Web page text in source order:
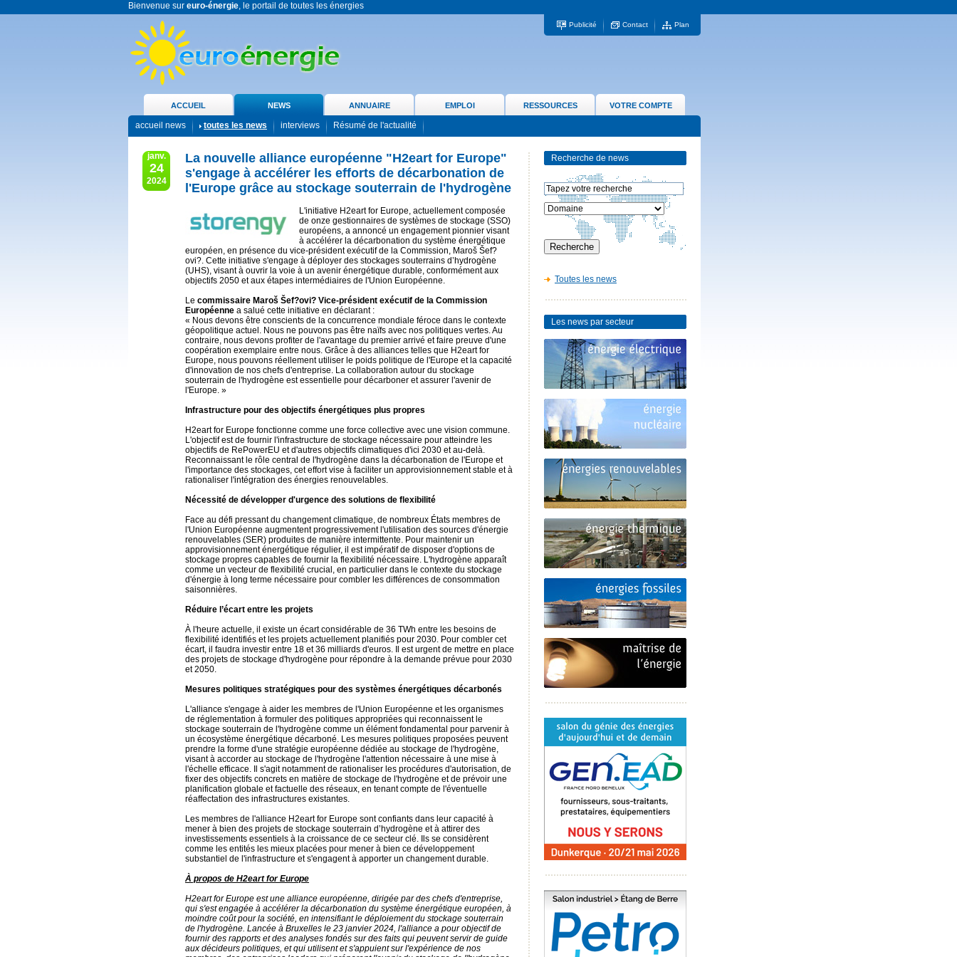
Bienvenue sur euro-énergie, le portail de toutes les énergies
Publicité Contact Plan
ACCUEIL NEWS ANNUAIRE EMPLOI RESSOURCES VOTRE COMPTE
accueil news toutes les news interviews Résumé de l'actualité
janv.
24
2024
La nouvelle alliance européenne "H2eart for Europe"
s'engage à accélérer les efforts de décarbonation de
l'Europe grâce au stockage souterrain de l'hydrogène
L'initiative H2eart for Europe, actuellement composée
de onze gestionnaires de systèmes de stockage (SSO)
européens, a annoncé un engagement pionnier visant
à accélérer la décarbonation du système énergétique
européen, en présence du vice-président exécutif de la Commission, Maroš Šef?
ovi?. Cette initiative s'engage à déployer des stockages souterrains d’hydrogène
(UHS), visant à ouvrir la voie à un avenir énergétique durable, conformément aux
objectifs 2050 et aux étapes intermédiaires de l'Union Européenne.
Le commissaire Maroš Šef?ovi? Vice-président exécutif de la Commission
Européenne a salué cette initiative en déclarant :
« Nous devons être conscients de la concurrence mondiale féroce dans le contexte
géopolitique actuel. Nous ne pouvons pas être naïfs avec nos politiques vertes. Au
contraire, nous devons profiter de l'avantage du premier arrivé et faire preuve d'une
coopération exemplaire entre nous. Grâce à des alliances telles que H2eart for
Europe, nous pouvons réellement utiliser le poids politique de l'Europe et la capacité
d'innovation de nos chefs d'entreprise. La collaboration autour du stockage
souterrain de l'hydrogène est essentielle pour décarboner et assurer l'avenir de
l'Europe. »
Infrastructure pour des objectifs énergétiques plus propres
H2eart for Europe fonctionne comme une force collective avec une vision commune.
L'objectif est de fournir l'infrastructure de stockage nécessaire pour atteindre les
objectifs de RePowerEU et d'autres objectifs climatiques d'ici 2030 et au-delà.
Reconnaissant le rôle central de l'hydrogène dans la décarbonation de l'Europe et
l'importance des stockages, cet effort vise à faciliter un approvisionnement stable et à
rationaliser l'intégration des énergies renouvelables.
Nécessité de développer d'urgence des solutions de flexibilité
Face au défi pressant du changement climatique, de nombreux États membres de
l'Union Européenne augmentent progressivement l'utilisation des sources d'énergie
renouvelables (SER) produites de manière intermittente. Pour maintenir un
approvisionnement énergétique régulier, il est impératif de disposer d'options de
stockage propres capables de fournir la flexibilité nécessaire. L'hydrogène apparaît
comme un vecteur de flexibilité crucial, en particulier dans le contexte du stockage
d'énergie à long terme nécessaire pour combler les différences de consommation
saisonnières.
Réduire l’écart entre les projets
À l'heure actuelle, il existe un écart considérable de 36 TWh entre les besoins de
flexibilité identifiés et les projets actuellement planifiés pour 2030. Pour combler cet
écart, il faudra investir entre 18 et 36 milliards d'euros. Il est urgent de mettre en place
des projets de stockage d'hydrogène pour répondre à la demande prévue pour 2030
et 2050.
Mesures politiques stratégiques pour des systèmes énergétiques décarbonés
L'alliance s'engage à aider les membres de l'Union Européenne et les organismes
de réglementation à formuler des politiques appropriées qui reconnaissent le
stockage souterrain de l'hydrogène comme un élément fondamental pour parvenir à
un écosystème énergétique décarboné. Les mesures politiques proposées peuvent
prendre la forme d'une stratégie européenne dédiée au stockage de l'hydrogène,
visant à accorder au stockage de l'hydrogène l'attention nécessaire à une mise à
l'échelle efficace. Il s'agit notamment de rationaliser les procédures d'autorisation, de
fixer des objectifs concrets en matière de stockage de l'hydrogène et de prévoir une
planification globale et factuelle des réseaux, en tenant compte de l'éventuelle
réaffectation des infrastructures existantes.
Les membres de l'alliance H2eart for Europe sont confiants dans leur capacité à
mener à bien des projets de stockage souterrain d’hydrogène et à attirer des
investissements essentiels à la croissance de ce secteur clé. Ils se considèrent
comme les entités les mieux placées pour mener à bien ce développement
substantiel de l'infrastructure et s'engagent à apporter un changement durable.
À propos de H2eart for Europe
H2eart for Europe est une alliance européenne, dirigée par des chefs d'entreprise,
qui s'est engagée à accélérer la décarbonation du système énergétique européen, à
moindre coût pour la société, en intensifiant le déploiement du stockage souterrain
de l'hydrogène. Lancée à Bruxelles le 23 janvier 2024, l'alliance a pour objectif de
fournir des rapports et des analyses fondés sur des faits qui peuvent servir de guide
aux décideurs politiques, et qui utilisent et s'appuient sur l'expérience de nos
Recherche de news
Toutes les news
Les news par secteur